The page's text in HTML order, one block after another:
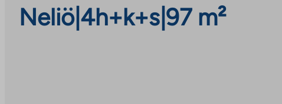
Neliö| 4h+k+s 97 m²